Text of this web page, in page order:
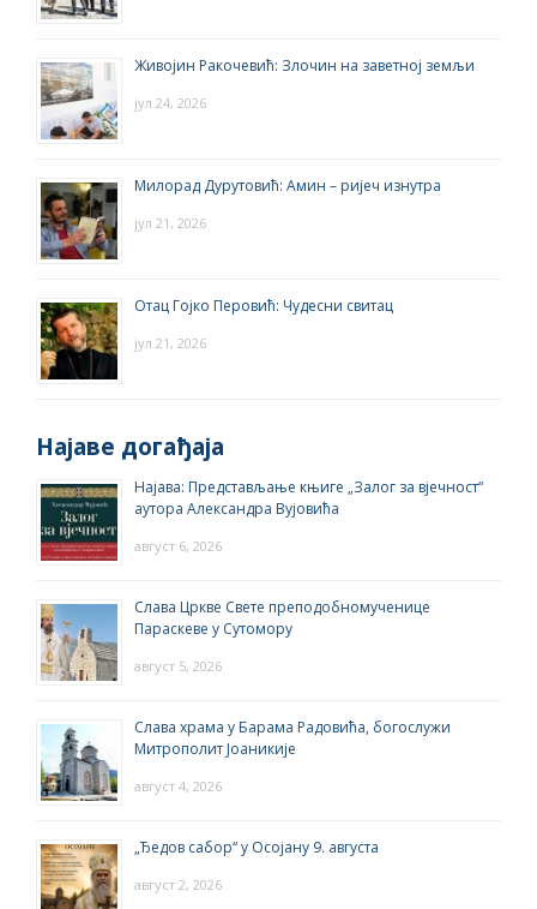
Живојин Ракочевић: Злочин на заветној земљи
јул 24, 2026
Милорад Дурутовић: Амин – ријеч изнутра
јул 21, 2026
Отац Гојко Перовић: Чудесни свитац
јул 21, 2026
Најаве догађаја
Најава: Представљање књиге „Залог за вјечност“
аутора Александра Вујовића
август 6, 2026
Слава Цркве Свете преподобномученице
Параскеве у Сутомору
август 5, 2026
Слава храма у Барама Радовића, богослужи
Митрополит Јоаникије
август 4, 2026
„Ђедов сабор“ у Осојану 9. августа
август 2, 2026